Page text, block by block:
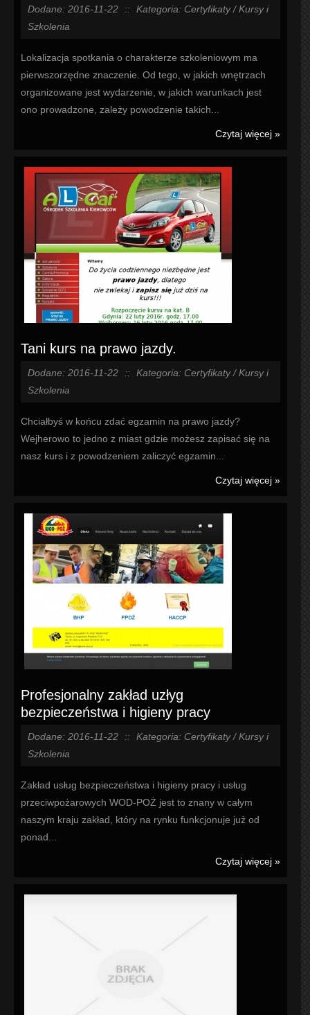
Dodane: 2016-11-22 ::
Kategoria: Certyfikaty / Kursy i
Szkolenia
Lokalizacja spotkania o charakterze szkoleniowym ma
pierwszorzędne znaczenie. Od tego, w jakich wnętrzach
organizowane jest wydarzenie, w jakich warunkach jest
ono prowadzone, zależy powodzenie takich...
Czytaj więcej »
Tani kurs na prawo jazdy.
Dodane: 2016-11-22 ::
Kategoria: Certyfikaty / Kursy i
Szkolenia
Chciałbyś w końcu zdać egzamin na prawo jazdy?
Wejherowo to jedno z miast gdzie możesz zapisać się na
nasz kurs i z powodzeniem zaliczyć egzamin...
Czytaj więcej »
Profesjonalny zakład uzłyg
bezpieczeństwa i higieny pracy
Dodane: 2016-11-22 ::
Kategoria: Certyfikaty / Kursy i
Szkolenia
Zakład usług bezpieczeństwa i higieny pracy i usług
przeciwpożarowych WOD-POŻ jest to znany w całym
naszym kraju zakład, który na rynku funkcjonuje już od
ponad...
Czytaj więcej »